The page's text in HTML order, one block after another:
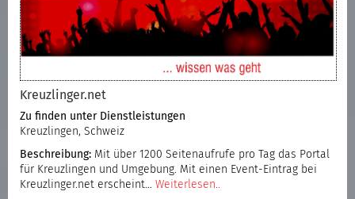
Kreuzlinger.net
Zu finden unter Dienstleistungen
Kreuzlingen, Schweiz
Beschreibung: Mit über 1200 Seitenaufrufe pro Tag das Portal
für Kreuzlingen und Umgebung. Mit einen Event-Eintrag bei
Kreuzlinger.net erscheint… Weiterlesen..